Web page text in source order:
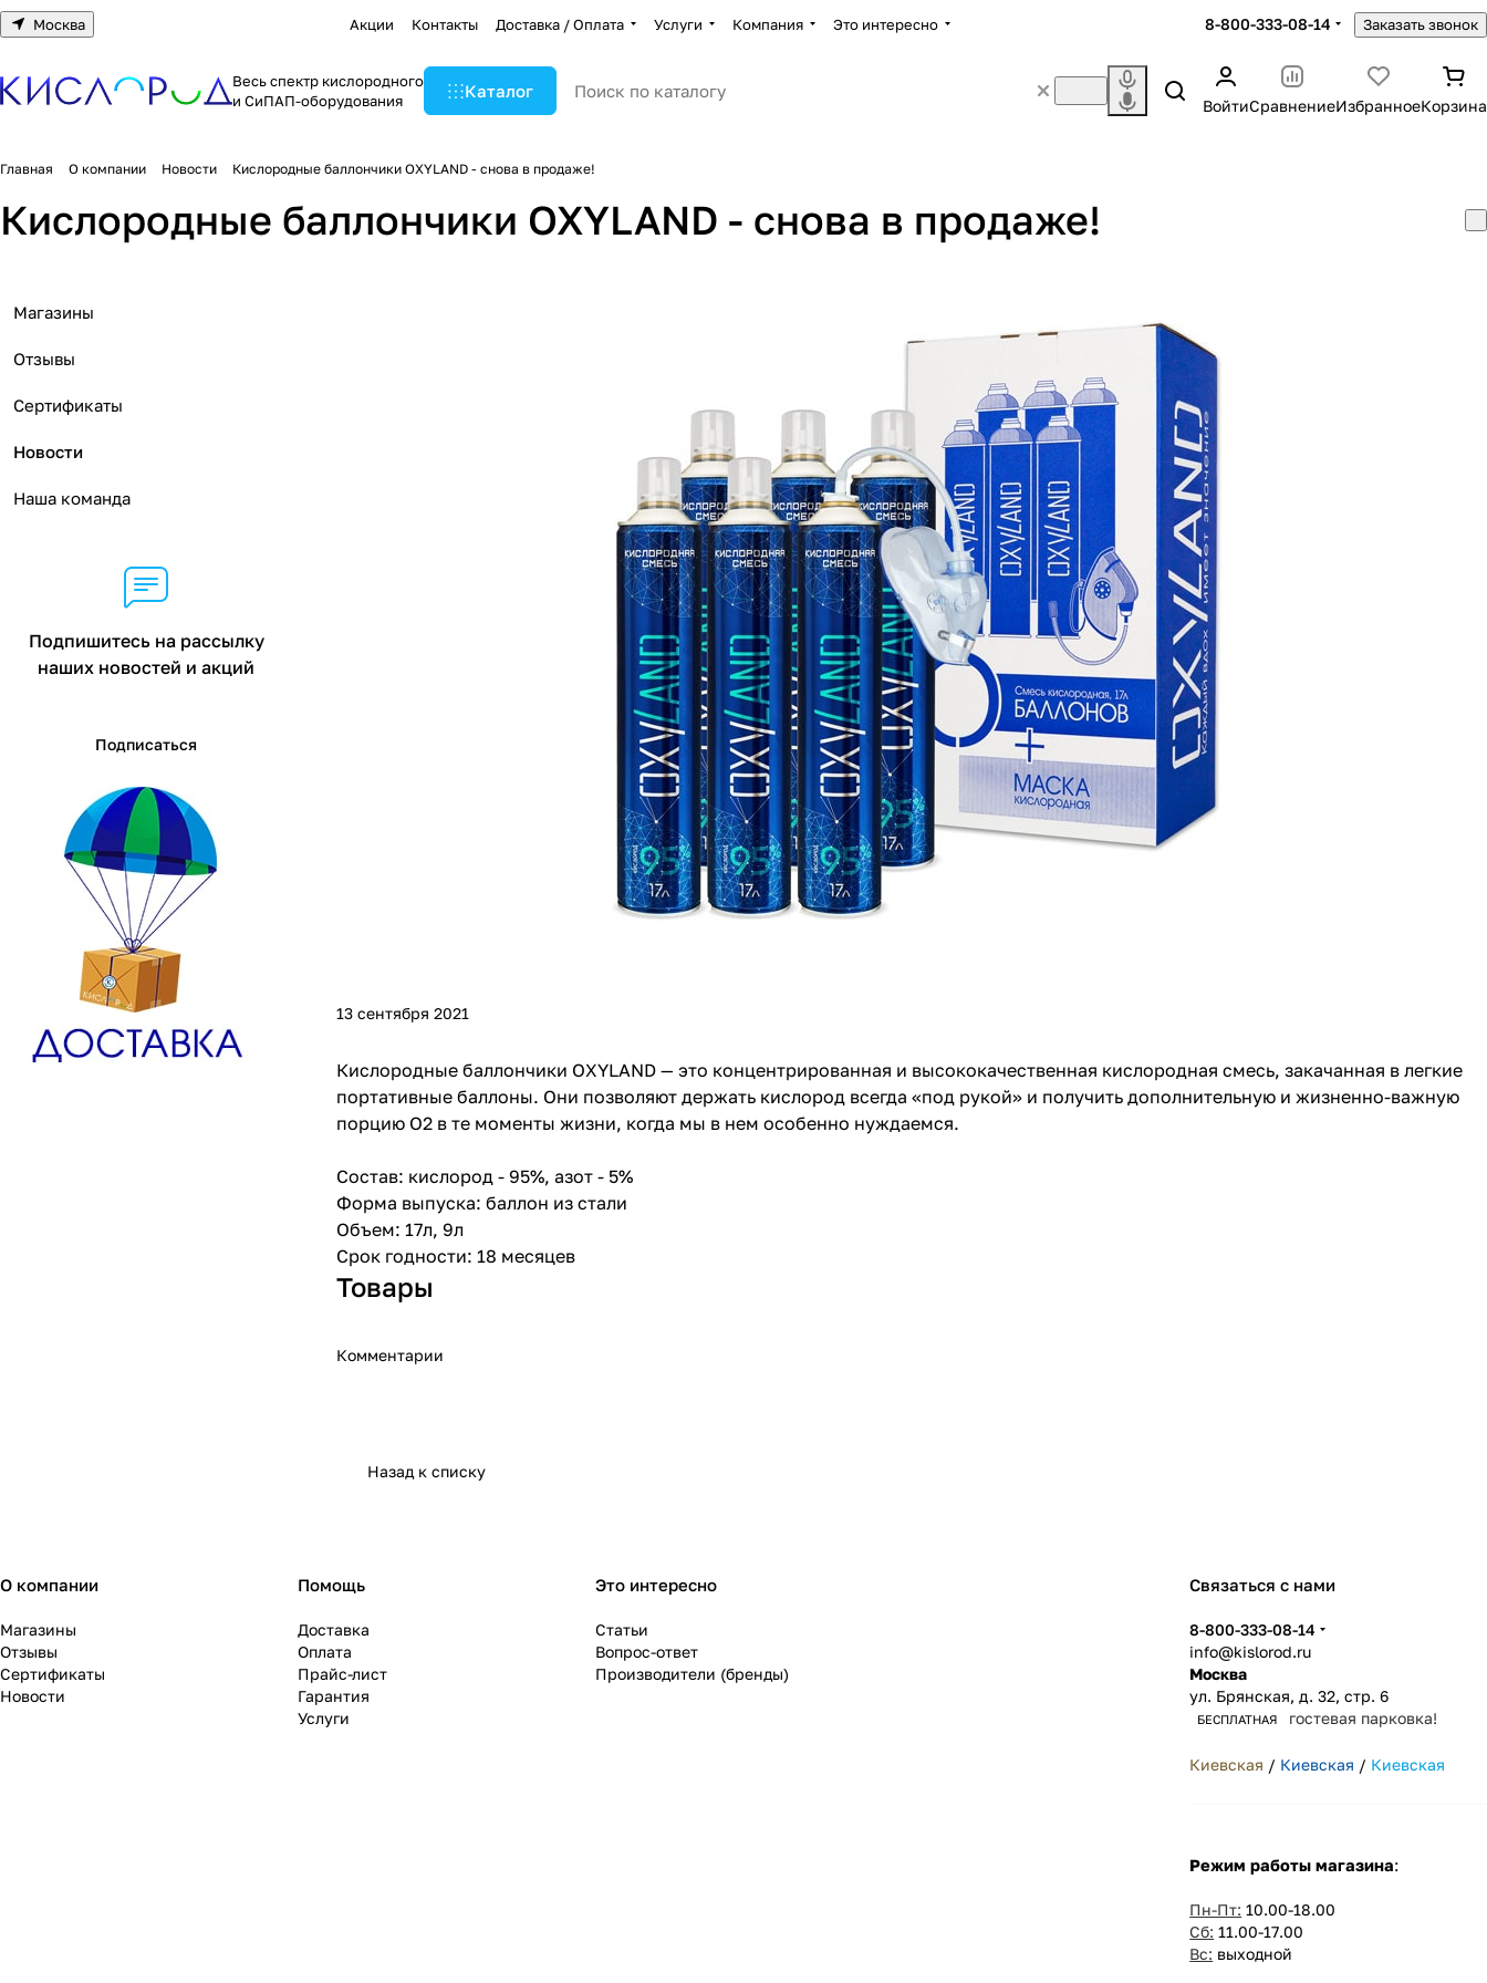
Москва Акции Контакты Доставка / Оплата Услуги Компания Это интересно 8-800-333-08-14 Заказать звонок
Весь спектр кислородного
и СиПАП-оборудования
Каталог
ВойтиСравнениеИзбранноеКорзина
Главная О компании Новости Кислородные баллончики OXYLAND - снова в продаже!
Кислородные баллончики OXYLAND - снова в продаже!
13 сентября 2021
Кислородные баллончики OXYLAND — это концентрированная и высококачественная кислородная смесь, закачанная в легкие
портативные баллоны. Они позволяют держать кислород всегда «под рукой» и получить дополнительную и жизненно-важную
порцию О2 в те моменты жизни, когда мы в нем особенно нуждаемся.
Состав: кислород - 95%, азот - 5%
Форма выпуска: баллон из стали
Объем: 17л, 9л
Срок годности: 18 месяцев
Товары
Комментарии
Назад к списку
Магазины
Отзывы
Сертификаты
Новости
Наша команда
Подпишитесь на рассылку
наших новостей и акций
Подписаться
О компании
Магазины
Отзывы
Сертификаты
Новости
Помощь
Доставка
Оплата
Прайс-лист
Гарантия
Услуги
Это интересно
Статьи
Вопрос-ответ
Производители (бренды)
Связаться с нами
8-800-333-08-14
info@kislorod.ru
Москва
ул. Брянская, д. 32, стр. 6
БЕСПЛАТНАЯ гостевая парковка!
Киевская / Киевская / Киевская
Режим работы магазина:
Пн-Пт: 10.00-18.00
Сб: 11.00-17.00
Вс: выходной